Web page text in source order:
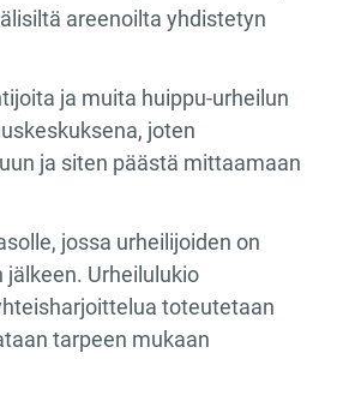
areenoilta yhdistetyn
ja muita huippu-urheilun
joten
ja siten päästä mittaamaan
jossa urheilijoiden on
Urheilulukio
toteutetaan
tarpeen mukaan